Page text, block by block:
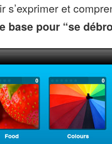
s’exprimer et
base pour “se